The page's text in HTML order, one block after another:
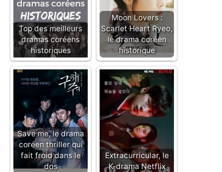
Top des meilleurs
dramas coréens
historiques
Moon Lovers :
Scarlet Heart Ryeo,
le drama coréen
historique
Save me, le drama
coréen thriller qui
fait froid dans le
dos
Extracurricular, le
K-drama Netflix